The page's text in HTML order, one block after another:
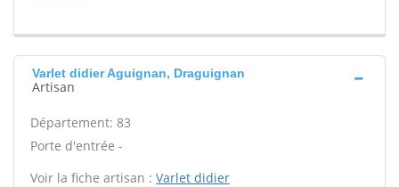
Varlet didier Aguignan, Draguignan
Artisan
Département: 83
Porte d'entrée -
Voir la fiche artisan : Varlet didier